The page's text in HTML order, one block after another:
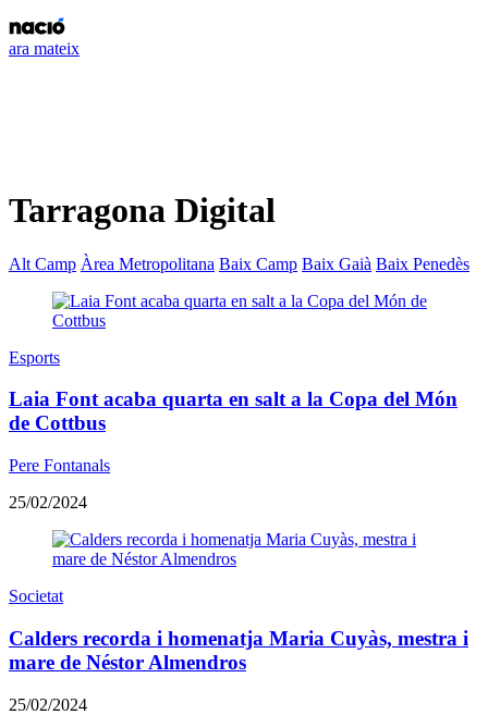
ara mateix
Tarragona Digital
Alt Camp Àrea Metropolitana Baix Camp Baix Gaià Baix Penedès
Esports
Laia Font acaba quarta en salt a la Copa del Món
de Cottbus
Pere Fontanals
25/02/2024
Societat
Calders recorda i homenatja Maria Cuyàs, mestra i
mare de Néstor Almendros
25/02/2024